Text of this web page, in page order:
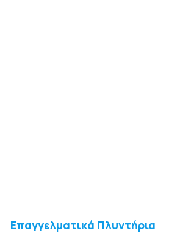
Επαγγελματικά Πλυντήρια